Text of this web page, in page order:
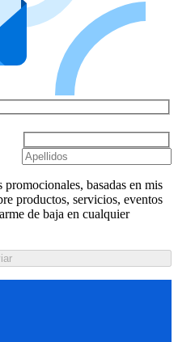
basadas en mis
productos, servicios, eventos
de baja en cualquier